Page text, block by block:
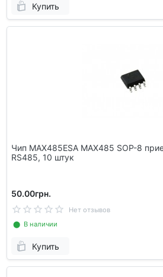
Купить
Чип MAX485ESA MAX485 SOP-8
RS485, 10 штук
50.00грн.
Нет отзывов
⬤ В наличии
Купить